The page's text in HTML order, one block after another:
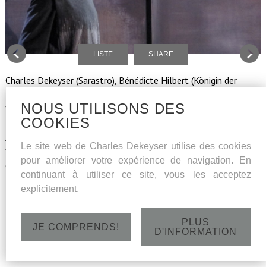
LISTE SHARE
Charles Dekeyser (Sarastro), Bénédicte Hilbert (Königin der
Vlaanderen Adam Torrance, Christian Lujàn, David Astorga,
Laurence Servaes, Mariana Castello-Branco, Brynne Mcleod,
Amelia Jardon, Liliana Sebastiao, Alexey Kokhanov, Mauricio
Villanueva Espinosa en pianisten Pablo Garcia-Berlanga en
Caroline James, regie Benoît Deleersnyder.
NOUS UTILISONS DES
COOKIES
Le site web de Charles Dekeyser utilise des cookies
pour améliorer votre expérience de navigation. En
continuant à utiliser ce site, vous les acceptez
explicitement.
JE COMPRENDS!
PLUS
D'INFORMATION